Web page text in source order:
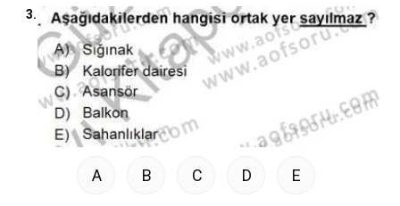
3.
A B C D E